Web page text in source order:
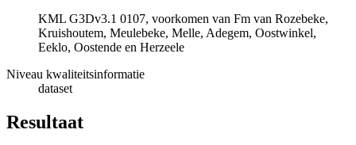
KML G3Dv3.1 0107, voorkomen van Fm van Rozebeke,
Kruishoutem, Meulebeke, Melle, Adegem, Oostwinkel,
Eeklo, Oostende en Herzeele
Niveau kwaliteitsinformatie
dataset
Resultaat